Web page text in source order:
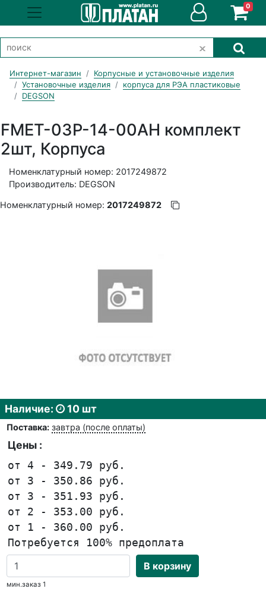
0
Интернет-магазин
Корпусные и установочные изделия
Установочные изделия
корпуса для РЭА пластиковые
DEGSON
FMET-03P-14-00AH комплект
2шт, Корпуса
Номенклатурный номер: 2017249872
Производитель: DEGSON
Номенклатурный номер: 2017249872
Наличие: 10 шт
Поставка: завтра (после оплаты)
Цены :
от 4 - 349.79 руб.
от 3 - 350.86 руб.
от 3 - 351.93 руб.
от 2 - 353.00 руб.
от 1 - 360.00 руб.
Потребуется 100% предоплата
В корзину
мин.заказ 1